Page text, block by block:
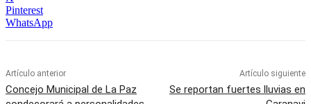
Pinterest
WhatsApp
Artículo anterior
Concejo Municipal de La Paz
Artículo siguiente
Se reportan fuertes lluvias en